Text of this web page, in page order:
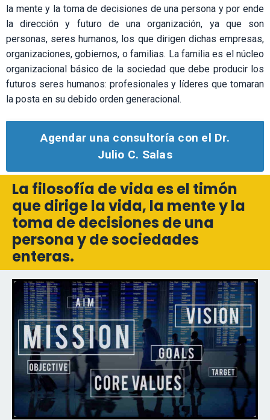
la mente y la toma de decisiones de una persona y por ende
la dirección y futuro de una organización, ya que son
personas, seres humanos, los que dirigen dichas empresas,
organizaciones, gobiernos, o familias. La familia es el núcleo
organizacional básico de la sociedad que debe producir los
futuros seres humanos: profesionales y líderes que tomaran
la posta en su debido orden generacional.
Agendar una consultoría con el Dr.
Julio C. Salas
La filosofía de vida es el timón
que dirige la vida, la mente y la
toma de decisiones de una
persona y de sociedades
enteras.